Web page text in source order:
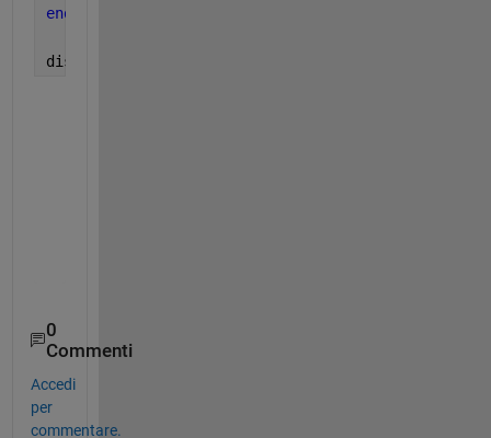
end
disp(s)
0
Commenti
Accedi
per
commentare.